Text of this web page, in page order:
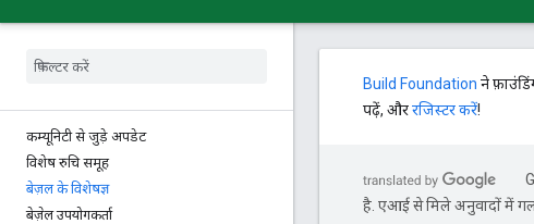
कम्यूनिटी से जुड़े अपडेट
विशेष रुचि समूह
बेज़ल के विशेषज्ञ
बेज़ेल उपयोगकर्ता
Build Foundation ने
पढ़ें, औररजिस्टर करें!
है. एआई से मिले अनुवादों में